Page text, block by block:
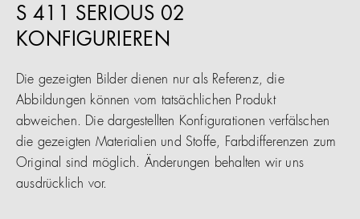
S 411 SERIOUS 02
KONFIGURIEREN
Die gezeigten Bilder dienen nur als Referenz, die
Abbildungen können vom tatsächlichen Produkt
abweichen. Die dargestellten Konfigurationen verfälschen
die gezeigten Materialien und Stoffe, Farbdifferenzen zum
Original sind möglich. Änderungen behalten wir uns
ausdrücklich vor.